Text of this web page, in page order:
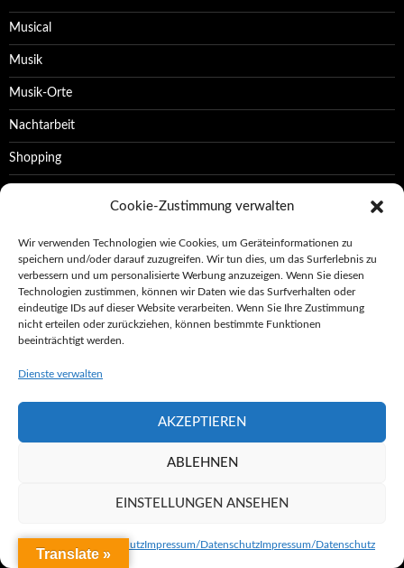
Cookie-Zustimmung verwalten
Wir verwenden Technologien wie Cookies, um Geräteinformationen zu
speichern und/oder darauf zuzugreifen. Wir tun dies, um das Surferlebnis zu
verbessern und um personalisierte Werbung anzuzeigen. Wenn Sie diesen
Technologien zustimmen, können wir Daten wie das Surfverhalten oder
eindeutige IDs auf dieser Website verarbeiten. Wenn Sie Ihre Zustimmung
nicht erteilen oder zurückziehen, können bestimmte Funktionen
beeinträchtigt werden.
Dienste verwalten
AKZEPTIEREN
ABLEHNEN
EINSTELLUNGEN ANSEHEN
Impressum/DatenschutzImpressum/DatenschutzImpressum/Datenschutz
Musical
Musik
Musik-Orte
Nachtarbeit
Shopping
Tanz
Theater
Uncategorized
SEITEN
Translate »